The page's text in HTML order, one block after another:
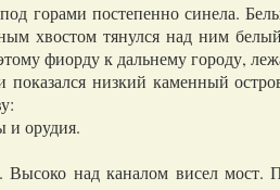
горами постепенно синела.
хвостом тянулся над ним
фиорду к дальнему городу,
низкий каменный
и орудия.
над каналом висел мост.